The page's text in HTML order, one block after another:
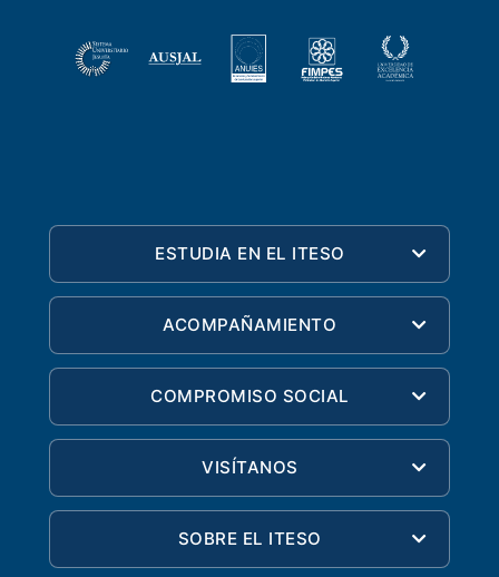
ESTUDIA EN EL ITESO
ACOMPAÑAMIENTO
COMPROMISO SOCIAL
VISÍTANOS
SOBRE EL ITESO